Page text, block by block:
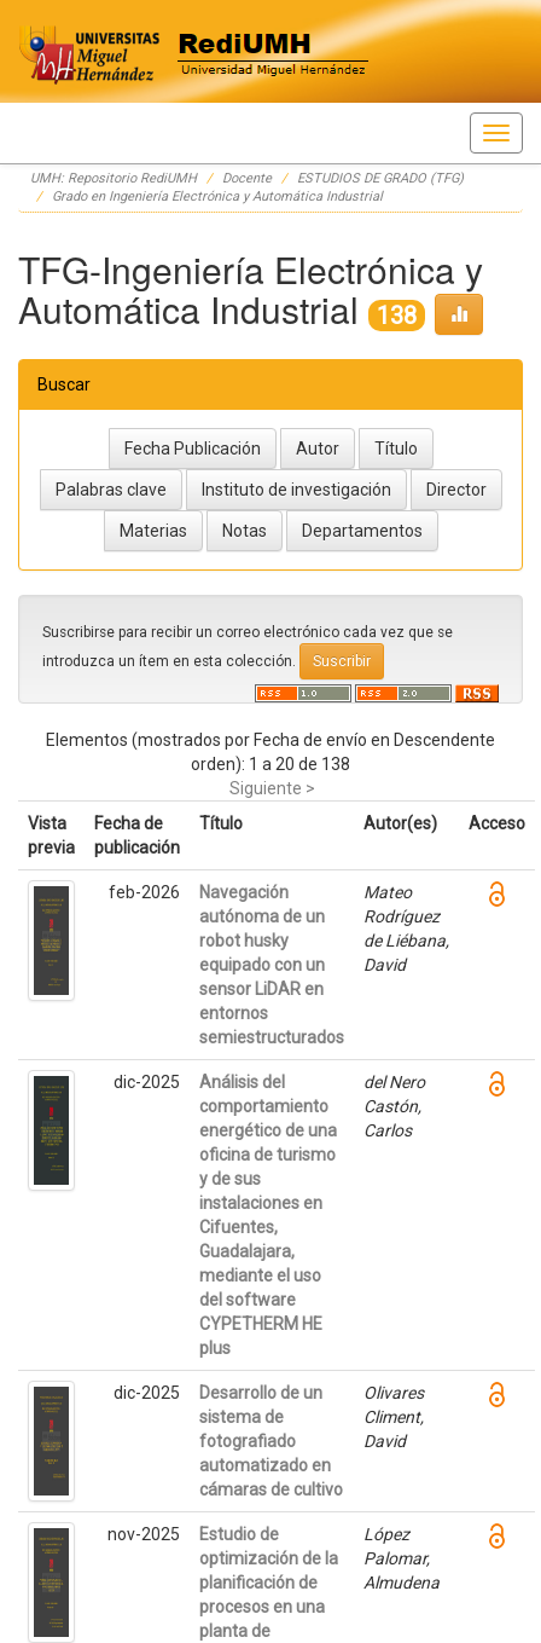
Skip
navigation
UMH: Repositorio RediUMH Docente
ESTUDIOS DE GRADO (TFG)
Grado en Ingeniería Electrónica y Automática Industrial
TFG-Ingeniería Electrónica y
Automática Industrial 138
Buscar
Suscribirse para recibir un correo electrónico cada vez que se
introduzca un ítem en esta colección.
Elementos (mostrados por Fecha de envío en Descendente
orden): 1 a 20 de 138
Siguiente >
Vista
previa
Fecha de
publicación
Título Autor(es) Acceso
feb-2026
Navegación
autónoma de un
robot husky
equipado con un
sensor LiDAR en
entornos
semiestructurados
Mateo
Rodríguez
de Liébana,
David
dic-2025
Análisis del
comportamiento
energético de una
oficina de turismo
y de sus
instalaciones en
Cifuentes,
Guadalajara,
mediante el uso
del software
CYPETHERM HE
plus
del Nero
Castón,
Carlos
dic-2025
Desarrollo de un
sistema de
fotografiado
automatizado en
cámaras de cultivo
Olivares
Climent,
David
nov-2025
Estudio de
optimización de la
planificación de
procesos en una
planta de
López
Palomar,
Almudena